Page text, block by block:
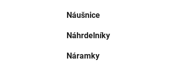
Náušnice
Náhrdelníky
Náramky